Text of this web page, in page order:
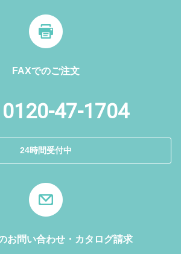
FAXでのご注文
0120-47-1704
24時間受付中
お問い合わせ・カタログ請求